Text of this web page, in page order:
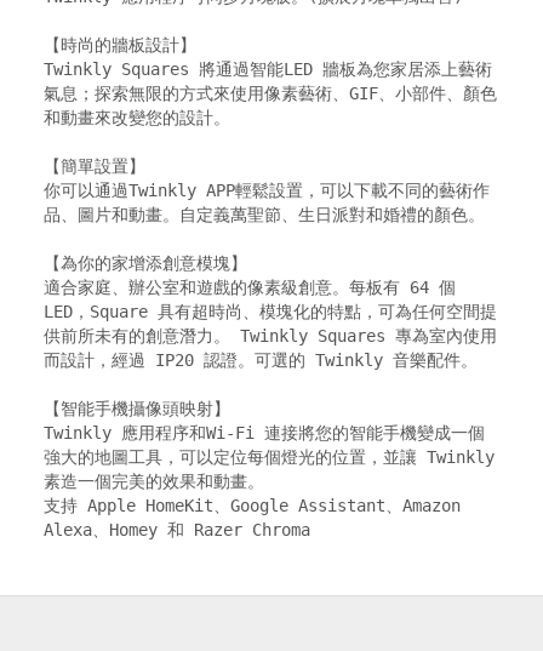
【時尚的牆板設計】
Twinkly Squares 將通過智能LED 牆板為您家居添上藝術
氣息；探索無限的方式來使用像素藝術、GIF、小部件、顏色
和動畫來改變您的設計。
【簡單設置】
你可以通過Twinkly APP輕鬆設置，可以下載不同的藝術作
品、圖片和動畫。自定義萬聖節、生日派對和婚禮的顏色。
【為你的家增添創意模塊】
適合家庭、辦公室和遊戲的像素級創意。每板有 64 個
LED，Square 具有超時尚、模塊化的特點，可為任何空間提
供前所未有的創意潛力。 Twinkly Squares 專為室內使用
而設計，經過 IP20 認證。可選的 Twinkly 音樂配件。
【智能手機攝像頭映射】
Twinkly 應用程序和Wi-Fi 連接將您的智能手機變成一個
強大的地圖工具，可以定位每個燈光的位置，並讓 Twinkly
素造一個完美的效果和動畫。
支持 Apple HomeKit、Google Assistant、Amazon
Alexa、Homey 和 Razer Chroma